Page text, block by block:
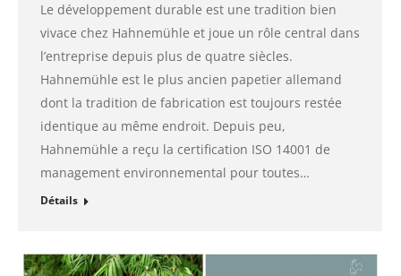
Le développement durable est une tradition bien
vivace chez Hahnemühle et joue un rôle central dans
l’entreprise depuis plus de quatre siècles.
Hahnemühle est le plus ancien papetier allemand
dont la tradition de fabrication est toujours restée
identique au même endroit. Depuis peu,
Hahnemühle a reçu la certification ISO 14001 de
management environnemental pour toutes…
Détails